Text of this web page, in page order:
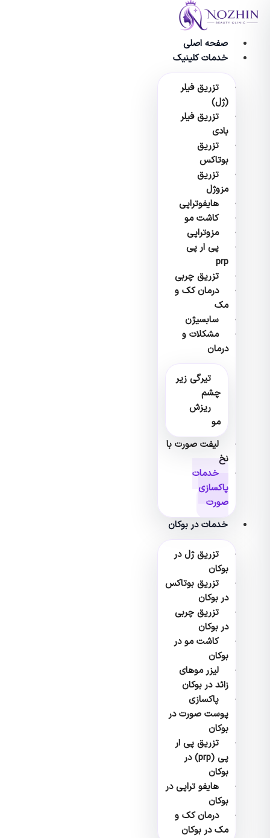
صفحه اصلی
خدمات کلینیک
تزریق فیلر
(ژل)
تزریق فیلر
بادی
تزریق
بوتاکس
تزریق
مزوژل
هایفوتراپی
کاشت مو
مزوتراپی
پی ار پی
تزریق چربی
درمان کک و
مک
سابسیژن
مشکلات و
درمان
تیرگی زیر
چشم
ریزش
لیفت صورت با
خدمات
پاکسازی
صورت
خدمات در بوکان
تزریق ژل در
بوکان
تزریق بوتاکس
در بوکان
تزریق چربی
در بوکان
کاشت مو در
بوکان
لیزر موهای
زائد در بوکان
پاکسازی
پوست صورت در
بوکان
تزریق پی ار
پی (prp) در
بوکان
هایفو تراپی در
بوکان
درمان کک و
مک در بوکان